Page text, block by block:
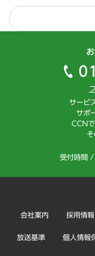
サービ
サポ
CCNで
そ
受付時間 /
会社案内 採用情報
放送基準 個人情報